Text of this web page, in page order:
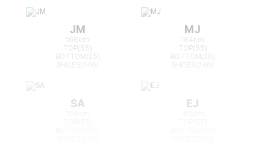
JM
166cm
TOP(55)
BOTTOM(25)
MJ
164cm
TOP(55)
BOTTOM(26)
SA EJ